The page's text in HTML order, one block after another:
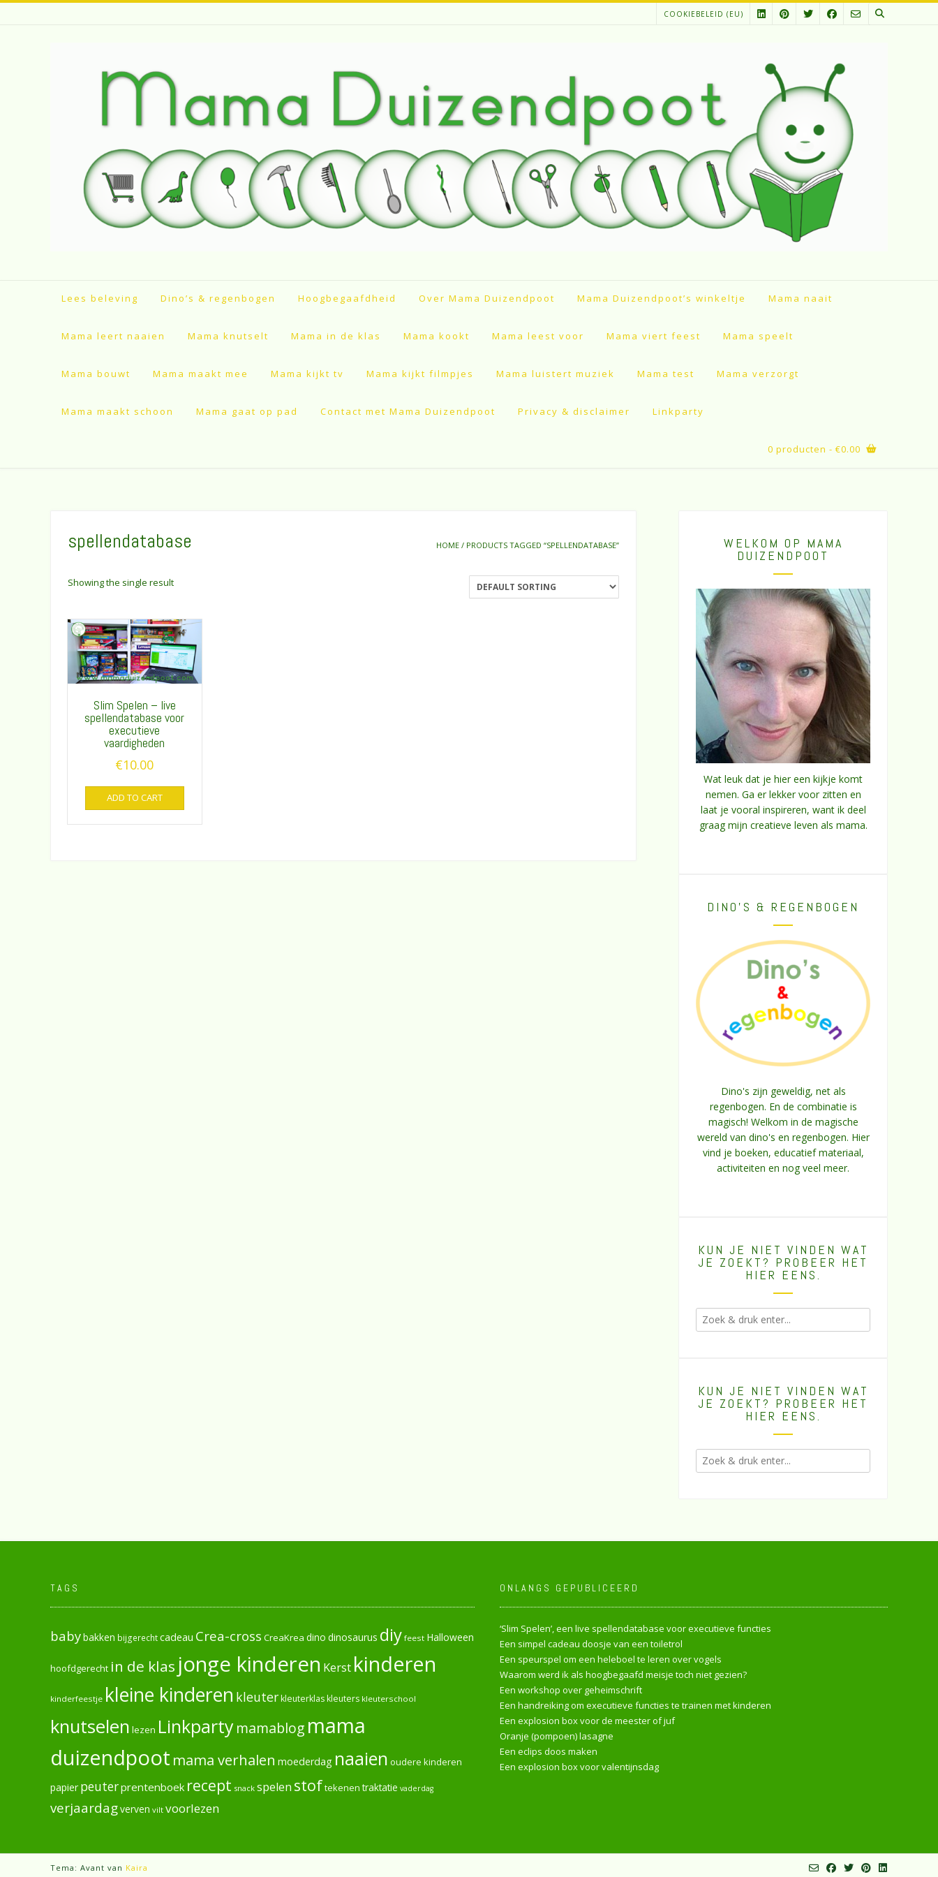
Spring
COOKIEBELEID (EU)
Lees beleving Dino’s & regenbogen Hoogbegaafdheid Over Mama Duizendpoot Mama Duizendpoot’s winkeltje Mama naait
Mama leert naaien Mama knutselt Mama in de klas Mama kookt Mama leest voor Mama viert feest Mama speelt
Mama bouwt Mama maakt mee Mama kijkt tv Mama kijkt filmpjes Mama luistert muziek Mama test Mama verzorgt
Mama maakt schoon Mama gaat op pad Contact met Mama Duizendpoot Privacy & disclaimer Linkparty
0 producten - €0.00
HOME / PRODUCTS TAGGED “SPELLENDATABASE”
spellendatabase
Showing the single result
Slim Spelen – live
spellendatabase voor
executieve
vaardigheden
€10.00
ADD TO CART
WELKOM OP MAMA
DUIZENDPOOT
Wat leuk dat je hier een kijkje komt
nemen. Ga er lekker voor zitten en
laat je vooral inspireren, want ik deel
graag mijn creatieve leven als mama.
DINO’S & REGENBOGEN
Dino's zijn geweldig, net als
regenbogen. En de combinatie is
magisch! Welkom in de magische
wereld van dino's en regenbogen. Hier
vind je boeken, educatief materiaal,
activiteiten en nog veel meer.
KUN JE NIET VINDEN WAT
JE ZOEKT? PROBEER HET
HIER EENS.
KUN JE NIET VINDEN WAT
JE ZOEKT? PROBEER HET
HIER EENS.
TAGS
babybakken bijgerechtcadeau Crea-cross CreaKrea dino dinosaurus diy feest Halloween
hoofdgerecht in de klas jonge kinderen Kerst kinderen
kinderfeestje kleine kinderen kleuterkleuterklaskleuters kleuterschool
knutselen lezen Linkpartymamablog mama
duizendpoot mama verhalen moederdag naaien oudere kinderen
papier peuterprentenboek recept snack spelen stoftekenen traktatie vaderdag
verjaardagverven vilt voorlezen
ONLANGS GEPUBLICEERD
‘Slim Spelen’, een live spellendatabase voor executieve functies
Een simpel cadeau doosje van een toiletrol
Een speurspel om een heleboel te leren over vogels
Waarom werd ik als hoogbegaafd meisje toch niet gezien?
Een workshop over geheimschrift
Een handreiking om executieve functies te trainen met kinderen
Een explosion box voor de meester of juf
Oranje (pompoen) lasagne
Een eclips doos maken
Een explosion box voor valentijnsdag
Tema: Avant van Kaira